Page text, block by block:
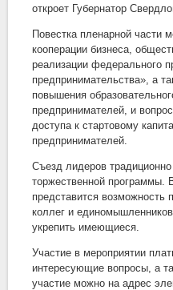
откроет Губернатор
Повестка пленарной части
кооперации бизнеса,
реализации федерального
предпринимательства», а
повышения
предпринимателей, и
доступа к стартовому
предпринимателей.
Съезд лидеров
торжественной программы.
представится возможность
коллег и
укрепить имеющиеся.
Участие в мероприятии
интересующие вопросы, а
участие можно на адрес